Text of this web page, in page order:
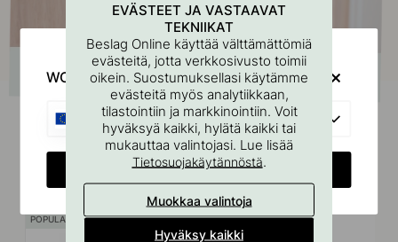
Liittyvät tuotteet
POPULAR
EVÄSTEET JA VASTAAVAT
TEKNIIKAT
Beslag Online käyttää välttämättömiä
evästeitä, jotta verkkosivusto toimii
oikein. Suostumuksellasi käytämme
evästeitä myös analytiikkaan,
tilastointiin ja markkinointiin. Voit
hyväksyä kaikki, hylätä kaikki tai
mukauttaa valintojasi. Lue lisää
Tietosuojakäytännöstä.
Muokkaa valintoja
Hyväksy kaikki
WOULD YOU RATHER VISIT?
EU
CHANGE COUNTRY